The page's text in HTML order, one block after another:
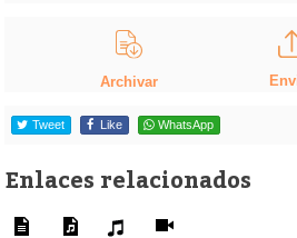
Archivar
Tweet Like WhatsApp
Enlaces relacionados